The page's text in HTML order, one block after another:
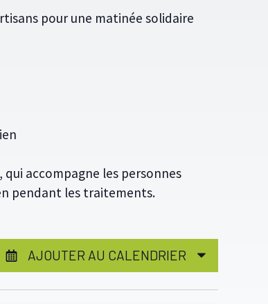
pour une matinée solidaire
qui accompagne les personnes
pendant les traitements.
AJOUTER AU CALENDRIER